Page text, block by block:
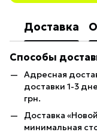
Доставка
Способы
Адресная
доставки 1-3
грн.
Доставка
минимальная